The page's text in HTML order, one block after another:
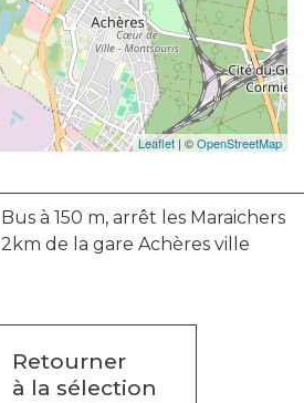
Leaflet | ©OpenStreetMap
Bus à 150 m, arrêt les Maraichers
2km de la gare Achères ville
Retourner
à la sélection